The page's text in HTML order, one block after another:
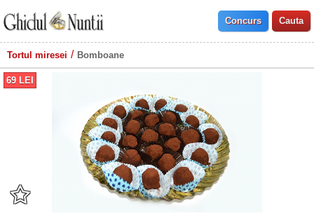
Tortul miresei Bomboane
69 LEI